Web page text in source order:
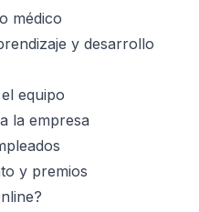
médico
y desarrollo
equipo
la empresa
y premios